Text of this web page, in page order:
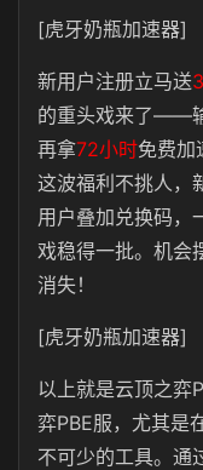
[虎牙奶瓶加速器]
新用户注册立马送
的重头戏来了——
再拿72小时免费加
这波福利不挑人，
用户叠加兑换码，
戏稳得一批。机会
消失！
[虎牙奶瓶加速器]
以上就是云顶之弈
弈PBE服，尤其是
不可少的工具。通